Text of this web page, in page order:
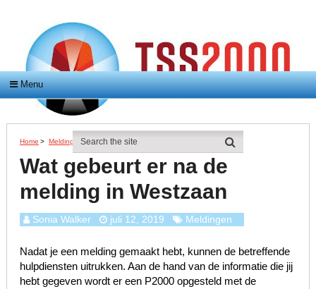
Menu
Home > Meldingen > Wat Gebeurt Er Na De Melding In Westzaan
Wat gebeurt er na de
melding in Westzaan
Sonia Walker juli 12, 2019 Meldingen
Nadat je een melding gemaakt hebt, kunnen de betreffende
hulpdiensten uitrukken. Aan de hand van de informatie die jij
hebt gegeven wordt er een P2000 opgesteld met de